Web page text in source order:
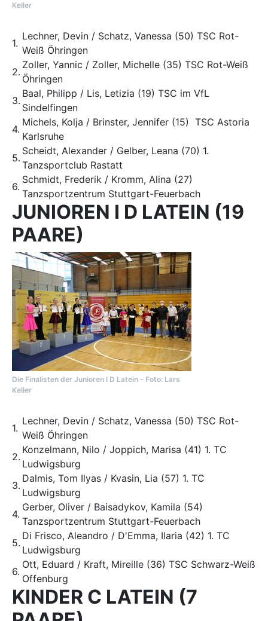
Keller
1.
Lechner, Devin / Schatz, Vanessa (50) TSC Rot-
Weiß Öhringen
2.
Zoller, Yannic / Zoller, Michelle (35) TSC Rot-Weiß
Öhringen
3.
Baal, Philipp / Lis, Letizia (19) TSC im VfL
Sindelfingen
4.
Michels, Kolja / Brinster, Jennifer (15) TSC Astoria
Karlsruhe
5.
Scheidt, Alexander / Gelber, Leana (70) 1.
Tanzsportclub Rastatt
6.
Schmidt, Frederik / Kromm, Alina (27)
Tanzsportzentrum Stuttgart-Feuerbach
JUNIOREN I D LATEIN (19
PAARE)
Die Finalisten der Junioren I D Latein - Foto: Lars
Keller
1.
Lechner, Devin / Schatz, Vanessa (50) TSC Rot-
Weiß Öhringen
2.
Konzelmann, Nilo / Joppich, Marisa (41) 1. TC
Ludwigsburg
3.
Dalmis, Tom Ilyas / Kvasin, Lia (57) 1. TC
Ludwigsburg
4.
Gerber, Oliver / Baisadykov, Kamila (54)
Tanzsportzentrum Stuttgart-Feuerbach
5.
Di Frisco, Aleandro / D'Emma, Ilaria (42) 1. TC
Ludwigsburg
6.
Ott, Eduard / Kraft, Mireille (36) TSC Schwarz-Weiß
Offenburg
KINDER C LATEIN (7